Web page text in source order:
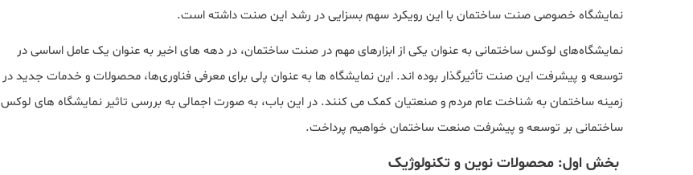
ﻧﻤﺎﯾﺸﮕﺎه ﺧﺼﻮصی ﺻﻨﺖ ﺳﺎﺧﺘﻤﺎن ﺑﺎ اﯾﻦ روﯾﮑﺮد ﺳﻬﻢ ﺑﺴﺰاﯾﯽ در رﺷﺪ اﯾﻦ ﺻﻨﺖ داﺷﺘﻪ اﺳﺖ.
نمایشگاهﻫای ﻟﻮﮐﺲ ﺳﺎﺧﺘﻤﺎنی ﺑﻪ ﻋﻨﻮان یکی از اﺑﺰارﻫﺎی ﻣﻬﻢ در ﺻﻨﺖ ﺳﺎﺧﺘﻤﺎن، در دﻫﻪ های اخیر ﺑﻪ ﻋﻨﻮان ﯾﮏ ﻋﺎﻣﻞ اﺳﺎسی در
ﺗﻮﺳﻌﻪ و پیشرفت این ﺻﻨﺖ ﺗﺄثیرﮔﺬار بوده اﻧﺪ. اﯾن ﻧﻤﺎیشگاه ها ﺑﻪ ﻋﻨﻮان ﭘلی ﺑﺮای ﻣﻌﺮفی ﻓﻨﺎوریﻫﺎ، محصولات و خدمات جدید در
زمینه ﺳﺎﺧﺘﻤﺎن ﺑﻪ ﺷﻨﺎﺧﺖ ﻋﺎم ﻣﺮدم و صنعتیان کمک می ﮐﻨﻨﺪ. در این ﺑﺎب، ﺑﻪ ﺻﻮرت اجمالی به ﺑﺮرسی تاثیر نمایشگاه های ﻟﻮﮐﺲ
ﺳﺎﺧﺘﻤﺎنی ﺑﺮ ﺗﻮﺳﻌﻪ و پیشرفت صنعت ساختمان خواهیم ﭘﺮداﺧﺖ.
ﺑﺨﺶ اول: ﻣﺤﺼﻮﻻت ﻧﻮﯾﻦ و ﺗﮑﻨﻮﻟﻮژﯾﮏ